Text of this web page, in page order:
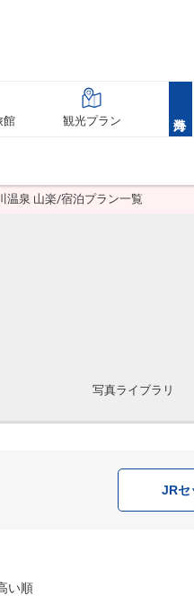
館 観光プラン
温泉 山楽/宿泊プラン一覧
写真ライブラリ
JRセ
い順